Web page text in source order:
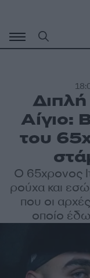
περιεχόμενο
Αίγιο:
του
Ο 65χρονος
ρούχα και
που οι
οποίο